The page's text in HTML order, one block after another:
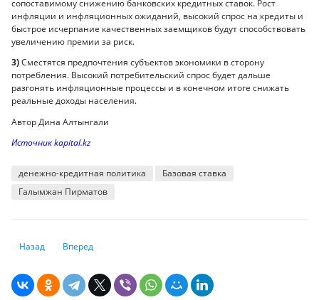
сопоставимому снижению банковских кредитных ставок. Рост
инфляции и инфляционных ожиданий, высокий спрос на кредиты и
быстрое исчерпание качественных заемщиков будут способствовать
увеличению премии за риск.
3)Сместятся предпочтения субъектов экономики в сторону
потребления. Высокий потребительский спрос будет дальше
разгонять инфляционные процессы и в конечном итоге снижать
реальные доходы населения.
Автор Дина Алтынгали
Источник kapital.kz
денежно-кредитная политика
Базовая ставка
Галымжан Пирматов
Предыдущий: Мовчан: Хорошо, что в Казахстане инфляция выше, чем
Назад Следующий: Почему третью неделю подряд укрепляется
Вперед